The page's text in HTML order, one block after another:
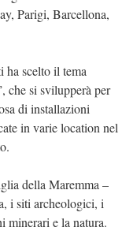
Parigi, Barcellona,
ha scelto il tema
che si svilupperà per
di installazioni
in varie location nel
della Maremma –
i siti archeologici, i
minerari e la natura.